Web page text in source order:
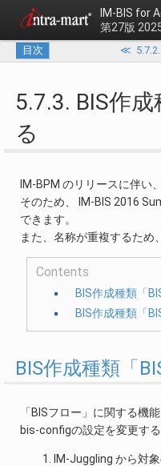
IM-BIS for
第27版
目次 ≪
5.7.3. BIS作
る
IM-BPM のリリースに伴い
そのため、 IM-BIS 2016
できます。
また、名称が重複するため
Contents
BIS作成種類「
BIS作成種類「
BIS作成種類「
「BISフロー」に関する機
bis-configの設定を変更す
IM-Juggling から対